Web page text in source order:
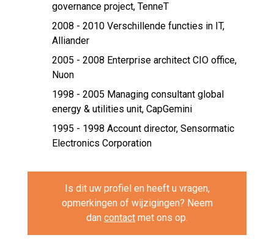
governance project, TenneT
2008 - 2010 Verschillende functies in IT,
Alliander
2005 - 2008 Enterprise architect CIO office,
Nuon
1998 - 2005 Managing consultant global
energy & utilities unit, CapGemini
1995 - 1998 Account director, Sensormatic
Electronics Corporation
Is dit uw profiel en heeft u vragen,
opmerkingen of wijzigingen? Neem
dan contact met ons op.